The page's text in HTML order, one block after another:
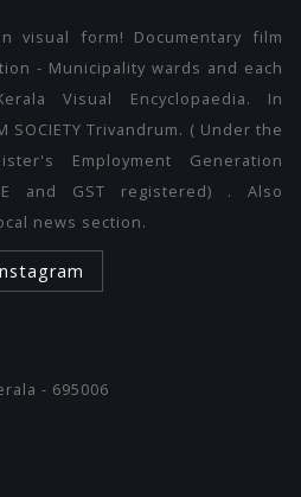
visual form! Documentary film
- Municipality wards and each
Visual Encyclopaedia. In
SOCIETY Trivandrum. ( Under the
Employment Generation
and GST registered) . Also
news section.
- 695006